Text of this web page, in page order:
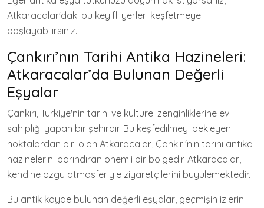
Atkaracalar'daki bu keyifli yerleri keşfetmeye
başlayabilirsiniz.
Çankırı’nın Tarihi Antika Hazineleri:
Atkaracalar’da Bulunan Değerli
Eşyalar
Çankırı, Türkiye'nin tarihi ve kültürel zenginliklerine ev
sahipliği yapan bir şehirdir. Bu keşfedilmeyi bekleyen
noktalardan biri olan Atkaracalar, Çankırı'nın tarihi antika
hazinelerini barındıran önemli bir bölgedir. Atkaracalar,
kendine özgü atmosferiyle ziyaretçilerini büyülemektedir.
Bu antik köyde bulunan değerli eşyalar, geçmişin izlerini